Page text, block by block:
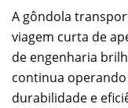
A gôndola
viagem curta de
de engenharia
continua
durabilidade e